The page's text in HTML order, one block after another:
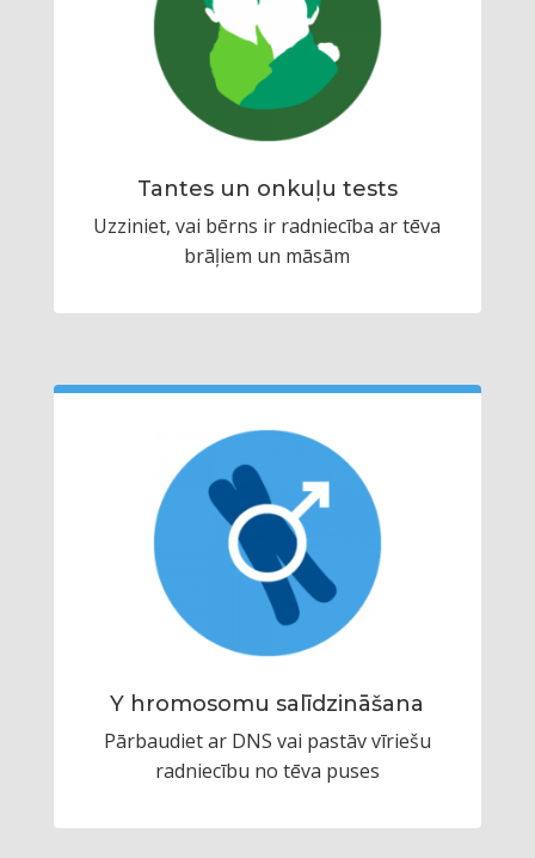
Tantes un onkuļu tests
Uzziniet, vai bērns ir radniecība ar tēva
brāļiem un māsām
Y hromosomu salīdzināšana
Pārbaudiet ar DNS vai pastāv vīriešu
radniecību no tēva puses